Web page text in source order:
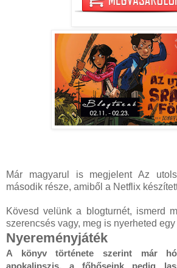
Már magyarul is megjelent Az
második része, amiből a Netflix
Kövesd velünk a blogturnét, ismerd
szerencsés vagy, meg is nyerheted
Nyereményjáték
A könyv története szerint már